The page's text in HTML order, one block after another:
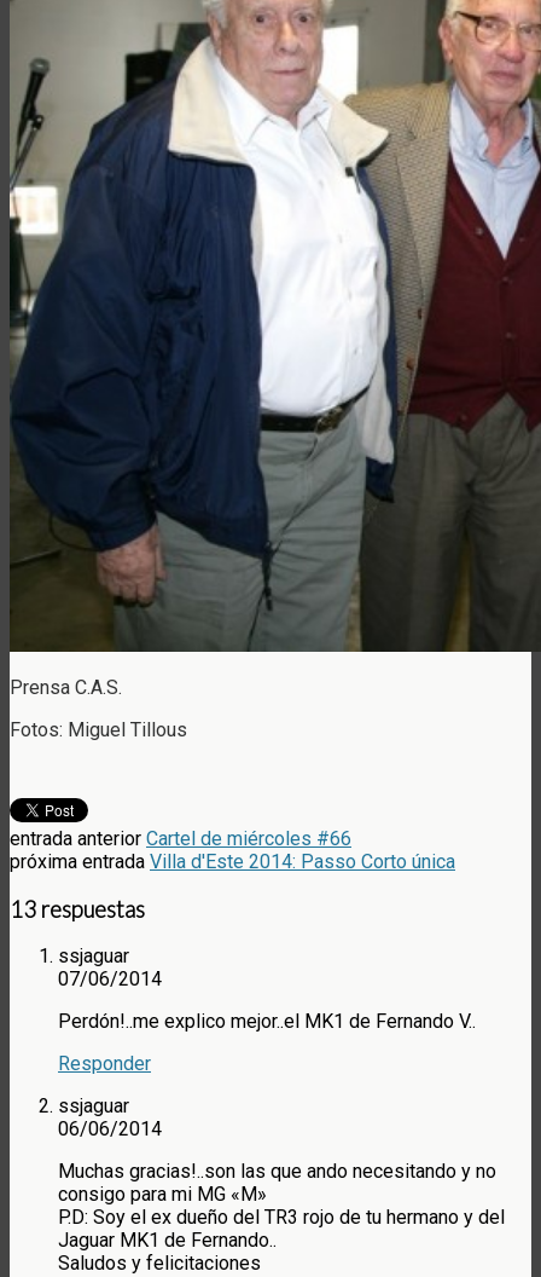
Prensa C.A.S.
Fotos: Miguel Tillous
entrada anterior Cartel de miércoles #66
próxima entrada Villa d'Este 2014: Passo Corto única
13 respuestas
ssjaguar
07/06/2014
Perdón!..me explico mejor..el MK1 de Fernando V..
Responder
ssjaguar
06/06/2014
Muchas gracias!..son las que ando necesitando y no
consigo para mi MG «M»
P.D: Soy el ex dueño del TR3 rojo de tu hermano y del
Jaguar MK1 de Fernando..
Saludos y felicitaciones